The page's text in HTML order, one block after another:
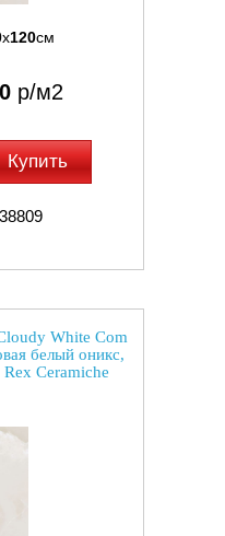
x120см
р/м2
Купить
White Com
белый оникс,
Ceramiche